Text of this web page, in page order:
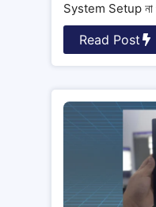
System Setup না
করা
Read Post